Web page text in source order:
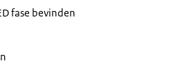
fase bevinden